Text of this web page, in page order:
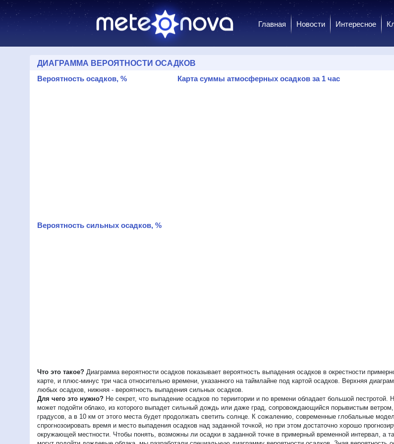
Главная Новости Интересное
ДИАГРАММА ВЕРОЯТНОСТИ ОСАДКОВ
Вероятность осадков, %
Вероятность сильных осадков, %
Карта суммы атмосферных осадков за 1 час
Что это такое?Диаграмма вероятности осадков показывает вероятность выпадения осадков в окрестности
карте, и плюс-минус три часа относительно времени, указанного на таймлайне под картой осадков. Верхняя
любых осадков, нижняя - вероятность выпадения сильных осадков.
Для чего это нужно?Не секрет, что выпадение осадков по териитории и по времени обладает большой
может подойти облако, из которого выпадет сильный дождь или даже град, сопровождающийся порывистым
градусов, а в 10 км от этого места будет продолжать светить солнце. К сожалению, современные глобальные
спрогнозоировать время и место выпадения осадков над заданной точкой, но при этом достаточно хорошо
окружающей местности. Чтобы понять, возможны ли осадки в заданной точке в примерный временной интервал, а